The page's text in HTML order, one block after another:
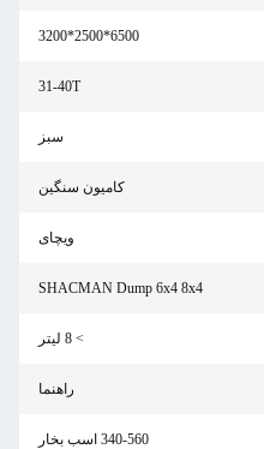
6500*2500*3200
31-40T
سبز
کامیون سنگین
ویچای
SHACMAN Dump 6x4 8x4
> 8 لیتر
راهنما
340-560 اسب بخار